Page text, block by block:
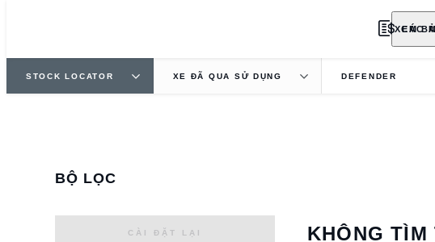
CÁC
XEM
STOCK LOCATOR XE ĐÃ QUA SỬ DỤNG DEFENDER
BỘ LỌC
CÀI ĐẶT LẠI KHÔNG